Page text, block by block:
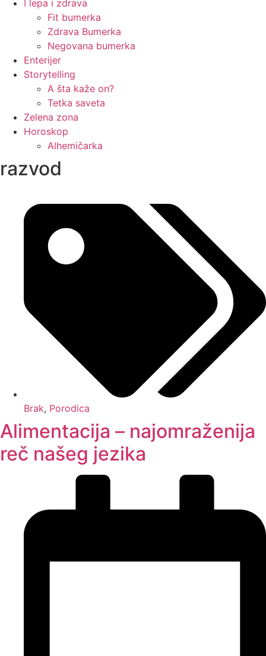
I lepa i zdrava
Fit bumerka
Zdrava Bumerka
Negovana bumerka
Enterijer
Storytelling
A šta kaže on?
Tetka saveta
Zelena zona
Horoskop
Alhemičarka
razvod
Brak, Porodica
Alimentacija – najomraženija
reč našeg jezika